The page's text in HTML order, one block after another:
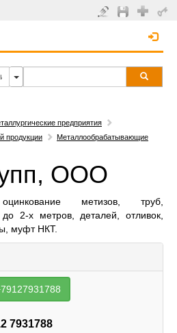
предприятия
продукции
Металлообрабатывающие
ООО
метизов, труб,
2-х метров, деталей, отливок,
муфт НКТ.
7931788